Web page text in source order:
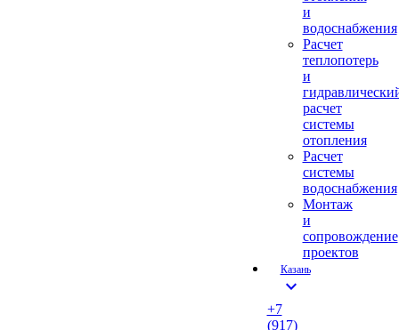
и
водоснабжения
Расчет
теплопотерь
и
расчет
системы
отопления
Расчет
системы
водоснабжения
Монтаж
и
сопровождение
проектов
Казань
expand_more
+7
(917)